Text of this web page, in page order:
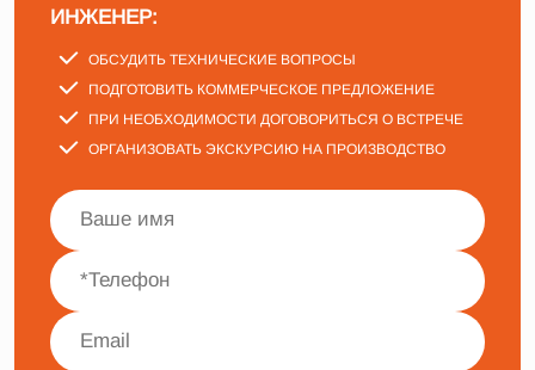
ИНЖЕНЕР:
ОБСУДИТЬ ТЕХНИЧЕСКИЕ ВОПРОСЫ
ПОДГОТОВИТЬ КОММЕРЧЕСКОЕ ПРЕДЛОЖЕНИЕ
ПРИ НЕОБХОДИМОСТИ ДОГОВОРИТЬСЯ О ВСТРЕЧЕ
ОРГАНИЗОВАТЬ ЭКСКУРСИЮ НА ПРОИЗВОДСТВО